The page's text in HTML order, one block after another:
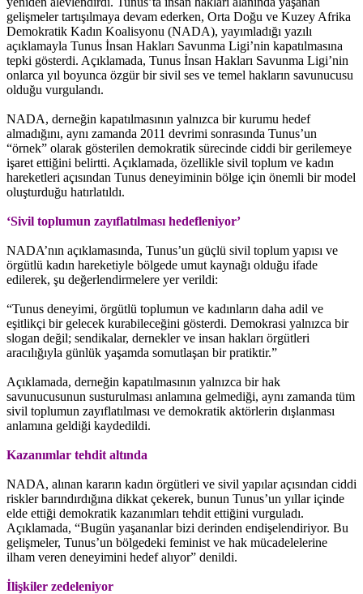
gelişmeler tartışılmaya devam ederken, Orta Doğu ve Kuzey Afrika
Demokratik Kadın Koalisyonu (NADA), yayımladığı yazılı
açıklamayla Tunus İnsan Hakları Savunma Ligi’nin kapatılmasına
tepki gösterdi. Açıklamada, Tunus İnsan Hakları Savunma Ligi’nin
onlarca yıl boyunca özgür bir sivil ses ve temel hakların savunucusu
olduğu vurgulandı.
NADA, derneğin kapatılmasının yalnızca bir kurumu hedef
almadığını, aynı zamanda 2011 devrimi sonrasında Tunus’un
“örnek” olarak gösterilen demokratik sürecinde ciddi bir gerilemeye
işaret ettiğini belirtti. Açıklamada, özellikle sivil toplum ve kadın
hareketleri açısından Tunus deneyiminin bölge için önemli bir model
oluşturduğu hatırlatıldı.
‘Sivil toplumun zayıflatılması hedefleniyor’
NADA’nın açıklamasında, Tunus’un güçlü sivil toplum yapısı ve
örgütlü kadın hareketiyle bölgede umut kaynağı olduğu ifade
edilerek, şu değerlendirmelere yer verildi:
“Tunus deneyimi, örgütlü toplumun ve kadınların daha adil ve
eşitlikçi bir gelecek kurabileceğini gösterdi. Demokrasi yalnızca bir
slogan değil; sendikalar, dernekler ve insan hakları örgütleri
aracılığıyla günlük yaşamda somutlaşan bir pratiktir.”
Açıklamada, derneğin kapatılmasının yalnızca bir hak
savunucusunun susturulması anlamına gelmediği, aynı zamanda tüm
sivil toplumun zayıflatılması ve demokratik aktörlerin dışlanması
anlamına geldiği kaydedildi.
Kazanımlar tehdit altında
NADA, alınan kararın kadın örgütleri ve sivil yapılar açısından ciddi
riskler barındırdığına dikkat çekerek, bunun Tunus’un yıllar içinde
elde ettiği demokratik kazanımları tehdit ettiğini vurguladı.
Açıklamada, “Bugün yaşananlar bizi derinden endişelendiriyor. Bu
gelişmeler, Tunus’un bölgedeki feminist ve hak mücadelelerine
ilham veren deneyimini hedef alıyor” denildi.
İlişkiler zedeleniyor